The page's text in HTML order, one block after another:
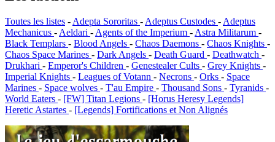
Toutes les listes -Adepta Sororitas -Adeptus Custodes -Adeptus
Mechanicus -Aeldari -Agents of the Imperium -Astra Militarum -
Black Templars - Blood Angels - Chaos Daemons - Chaos Knights -
Chaos Space Marines - Dark Angels - Death Guard - Deathwatch -
Drukhari - Emperor's Children - Genestealer Cults - Grey Knights -
Imperial Knights - Leagues of Votann - Necrons - Orks - Space
Marines - Space wolves - T'au Empire - Thousand Sons - Tyranids -
World Eaters - [FW] Titan Legions - [Horus Heresy Legends]
Heretic Astartes - [Legends] Fortifications et Non Alignés